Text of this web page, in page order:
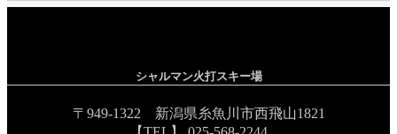
シャルマン火打スキー場
〒949-1322 新潟県糸魚川市西飛山1821